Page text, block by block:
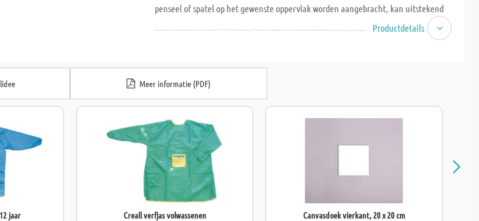
penseel of spatel op het gewenste oppervlak worden aangebracht, kan uitstekend
worden gemodelleerd. De getextureerde sneeuw kan worden ingekleurd met
acrylverf of overschilderd na de droogtijd. Geschikt voor bijna alle oppervlakken,
glas, steen, beton en nog veel meer. Het oppervlak moet droog, schoon en vetvrij
zijn.
Productdetails
Meer informatie (PDF)
jaar Creall verfjas volwassenen Canvasdoek vierkant, 20 x 20 cm